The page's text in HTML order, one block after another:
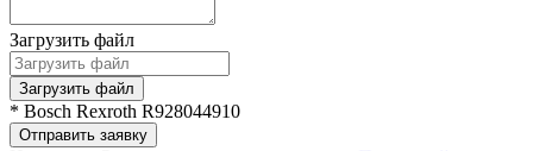
Загрузить файл
Загрузить файл
* Bosch Rexroth R928044910
Отправить заявку